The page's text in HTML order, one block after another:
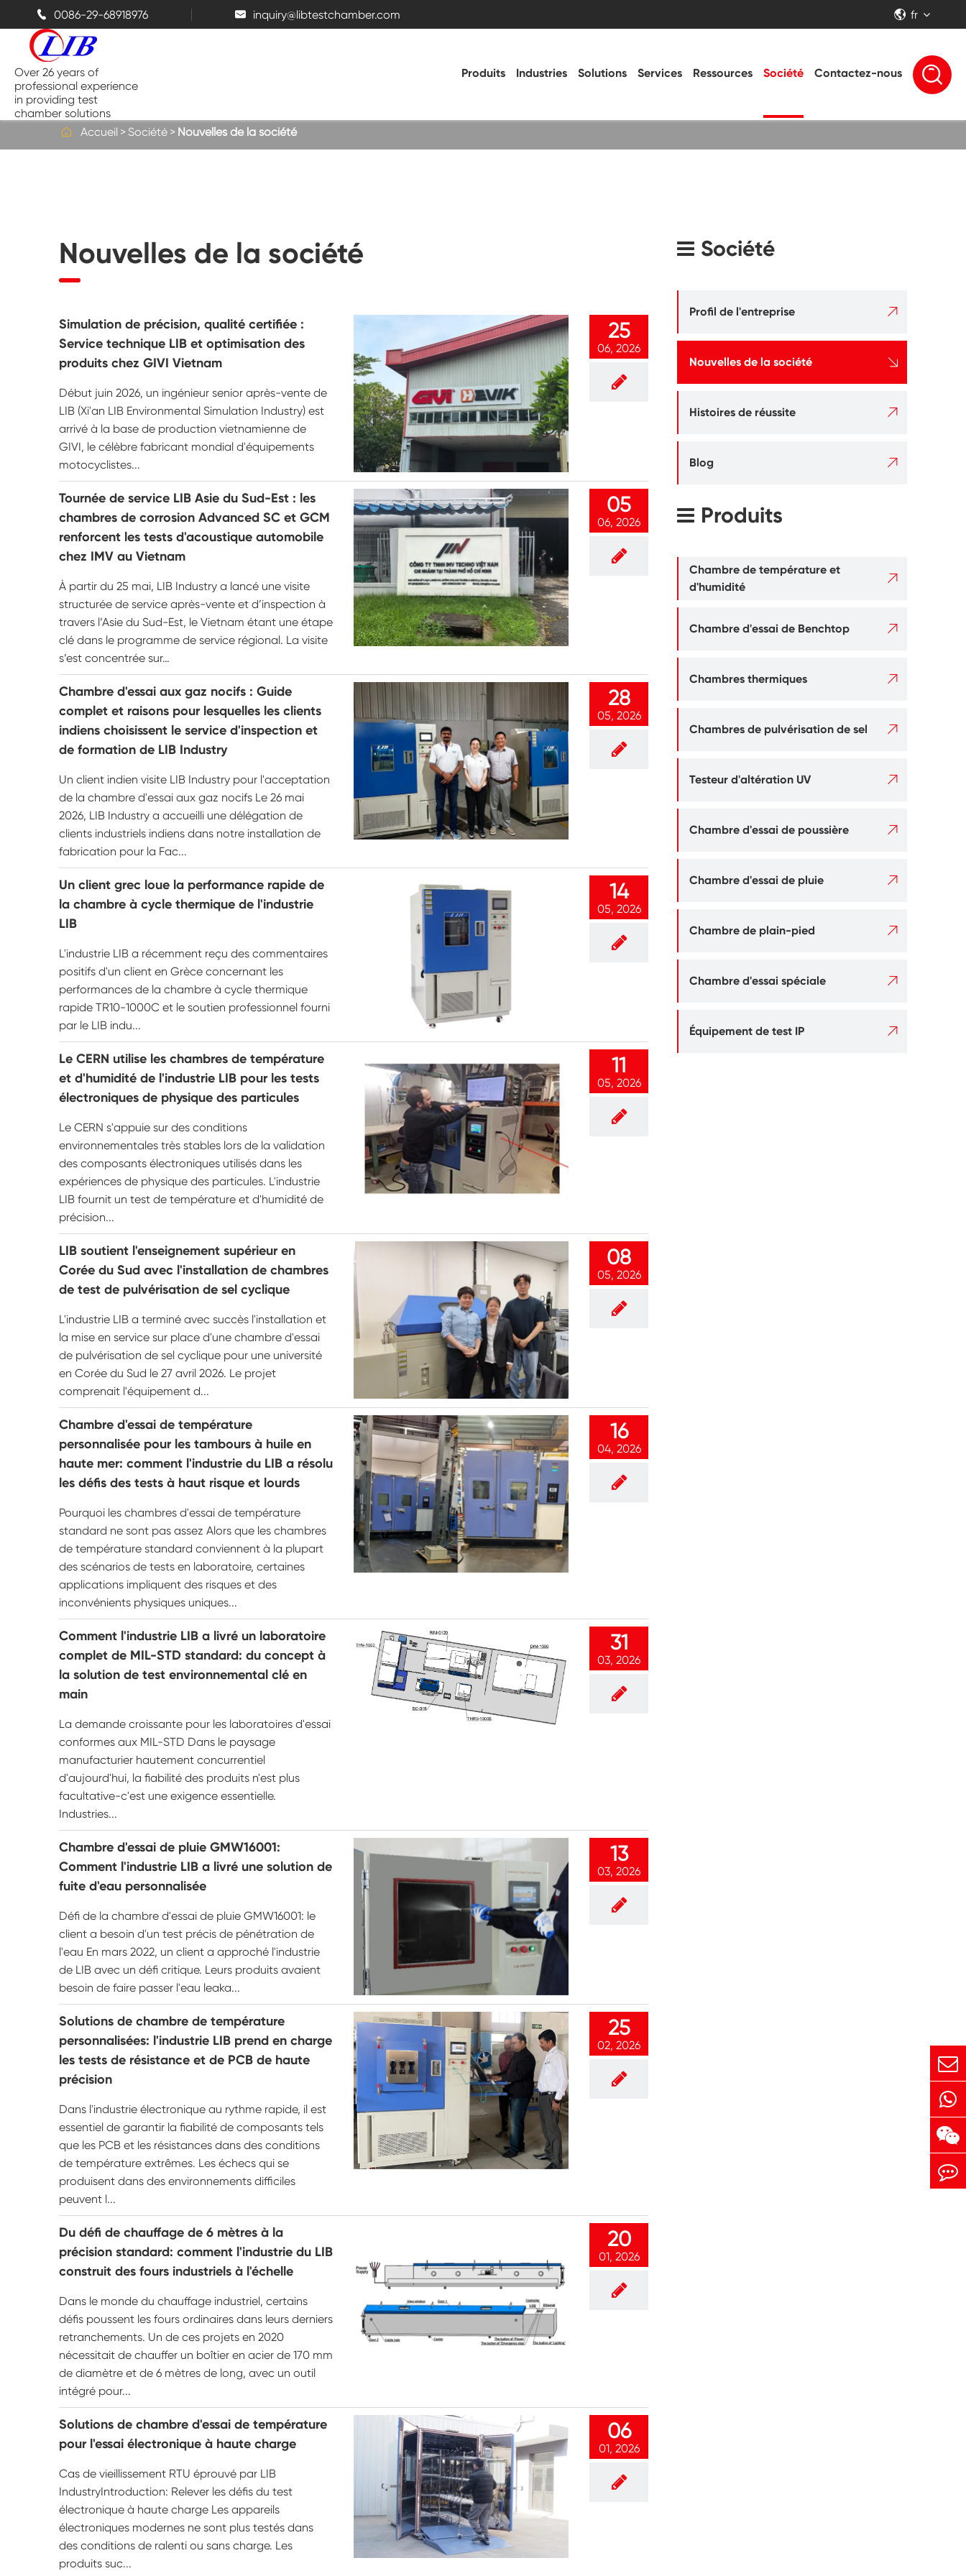
 0086-29-68918976  inquiry@libtestchamber.com  fr
Over 26 years of
professional experience
in providing test
chamber solutions
Produits
Chambres thermiques
Testeur d'altération UV
Chambre d'essai de poussière
Chambre d'essai de pluie
Chambre de plain-pied
Chambre d'essai spéciale
Équipement de test IP
Chambre de vibration
Température constante Humidité Chambre
Chambre d'essai de batteries
Chambre contrôlée environnement
Chambre d'humidité thermique
Chambre climatique CO2
Chambre cryogénique
Machine d'essai de stabilité thermique
Chambre de chauffage humide pour
modules PV
Chambre d'essai de climat et de
température
Chambre d'essai de résistance à la
Chambre froide chaude d'essai de
température
Chambre d'environnement froid
Cabinet de climat constant
LV124 Choc de K-12 température et
équipement de test d'eau d'éclaboussure
Explosion preuve batterie thermique
Runaway Chambre
Machine de vibration de température
Four industriel pour batteries
Chambre industrielle de congélation
Chambre d'humidité de température
personnalisée à double porte
Chambre chaude d'humidité froide
Vaporisateur de sel combiné et chambre
d'essai climatique
Unité de conditionnement environnemental à
température et humidité contrôlées
Chambre d'essai de température et basse
pression d'air
Chambre environnementale de simulation de
d'humidité de la température
Chambre d'essai environnementale
Chambre d'essai environnementale
d'humidité
Chambre à température constante
Chambre d'essai environnementale PV
Chambre constante d'essai de température
et d'humidité
Chambre de stabilité d'essai de vieillissement
d'hydrolyse
Mèche humide pour chambre d'essai
d'humidité
Humidité Chambre
Chambre d'altitude
Chambre de climatisation à température
négative
Chambre climatique d'essai de laboratoire
d'humidité de la température
Chambre d'altitude de température
Chambre du climat froid
Chambre de test de dégradation
photovoltaïque
Chambre de conditionnement
Marcher dans la chambre d'humidité
Chambre d'humidité froide de chaleur
Chambre de température
Chambre environnementale Reach-In
Chambre de stress environnemental
Chambre environnementale sous-zéro
Équipement d'essai accéléré de durée de
conservation
Cabinet de basse température constante
Chambre de gel dégel
Chambre d'essai de preuve d'explosion
Chambre climatique PV
Chambre d'essai pour modules PV
Chambre d'essai PV
Chambre d'essai de laboratoire
Chambre environnementale PV
Industries Solutions Services Ressources Société Contactez-nous 
 Accueil Société Nouvelles de la société
Nouvelles de la société
Simulation de précision, qualité certifiée :
Service technique LIB et optimisation des
produits chez GIVI Vietnam
Début juin 2026, un ingénieur senior après-vente de
LIB (Xi'an LIB Environmental Simulation Industry) est
arrivé à la base de production vietnamienne de
GIVI, le célèbre fabricant mondial d'équipements
motocyclistes...
25
06, 2026
Tournée de service LIB Asie du Sud-Est : les
chambres de corrosion Advanced SC et GCM
renforcent les tests d'acoustique automobile
chez IMV au Vietnam
À partir du 25 mai, LIB Industry a lancé une visite
structurée de service après-vente et d’inspection à
travers l’Asie du Sud-Est, le Vietnam étant une étape
clé dans le programme de service régional. La visite
s’est concentrée sur…
05
06, 2026
Chambre d'essai aux gaz nocifs : Guide
complet et raisons pour lesquelles les clients
indiens choisissent le service d'inspection et
de formation de LIB Industry
Un client indien visite LIB Industry pour l'acceptation
de la chambre d'essai aux gaz nocifs Le 26 mai
2026, LIB Industry a accueilli une délégation de
clients industriels indiens dans notre installation de
fabrication pour la Fac...
28
05, 2026
Un client grec loue la performance rapide de
la chambre à cycle thermique de l'industrie
LIB
L'industrie LIB a récemment reçu des commentaires
positifs d'un client en Grèce concernant les
performances de la chambre à cycle thermique
rapide TR10-1000C et le soutien professionnel fourni
par le LIB indu...
14
05, 2026
Le CERN utilise les chambres de température
et d'humidité de l'industrie LIB pour les tests
électroniques de physique des particules
Le CERN s'appuie sur des conditions
environnementales très stables lors de la validation
des composants électroniques utilisés dans les
expériences de physique des particules. L'industrie
LIB fournit un test de température et d'humidité de
précision...
11
05, 2026
LIB soutient l'enseignement supérieur en
Corée du Sud avec l'installation de chambres
de test de pulvérisation de sel cyclique
L'industrie LIB a terminé avec succès l'installation et
la mise en service sur place d'une chambre d'essai
de pulvérisation de sel cyclique pour une université
en Corée du Sud le 27 avril 2026. Le projet
comprenait l'équipement d...
08
05, 2026
Chambre d'essai de température
personnalisée pour les tambours à huile en
haute mer: comment l'industrie du LIB a résolu
les défis des tests à haut risque et lourds
Pourquoi les chambres d'essai de température
standard ne sont pas assez Alors que les chambres
de température standard conviennent à la plupart
des scénarios de tests en laboratoire, certaines
applications impliquent des risques et des
inconvénients physiques uniques...
16
04, 2026
Comment l'industrie LIB a livré un laboratoire
complet de MIL-STD standard: du concept à
la solution de test environnemental clé en
main
La demande croissante pour les laboratoires d'essai
conformes aux MIL-STD Dans le paysage
manufacturier hautement concurrentiel
d'aujourd'hui, la fiabilité des produits n'est plus
facultative-c'est une exigence essentielle.
Industries...
31
03, 2026
Chambre d'essai de pluie GMW16001:
Comment l'industrie LIB a livré une solution de
fuite d'eau personnalisée
Défi de la chambre d'essai de pluie GMW16001: le
client a besoin d'un test précis de pénétration de
l'eau En mars 2022, un client a approché l'industrie
de LIB avec un défi critique. Leurs produits avaient
besoin de faire passer l'eau leaka...
13
03, 2026
Solutions de chambre de température
personnalisées: l'industrie LIB prend en charge
les tests de résistance et de PCB de haute
précision
Dans l'industrie électronique au rythme rapide, il est
essentiel de garantir la fiabilité de composants tels
que les PCB et les résistances dans des conditions
de température extrêmes. Les échecs qui se
produisent dans des environnements difficiles
peuvent l...
25
02, 2026
Du défi de chauffage de 6 mètres à la
précision standard: comment l'industrie du LIB
construit des fours industriels à l'échelle
Dans le monde du chauffage industriel, certains
défis poussent les fours ordinaires dans leurs derniers
retranchements. Un de ces projets en 2020
nécessitait de chauffer un boîtier en acier de 170 mm
de diamètre et de 6 mètres de long, avec un outil
intégré pour...
20
01, 2026
Solutions de chambre d'essai de température
pour l'essai électronique à haute charge
Cas de vieillissement RTU éprouvé par LIB
IndustryIntroduction: Relever les défis du test
électronique à haute charge Les appareils
électroniques modernes ne sont plus testés dans
des conditions de ralenti ou sans charge. Les
produits suc...
06
01, 2026
Société
Profil de l'entreprise 
Nouvelles de la société 
Histoires de réussite 
Blog 
Produits
Chambre de température et
d'humidité

Chambre d'essai de Benchtop 
Chambres thermiques 
Chambres de pulvérisation de sel 
Testeur d'altération UV 
Chambre d'essai de poussière 
Chambre d'essai de pluie 
Chambre de plain-pied 
Chambre d'essai spéciale 
Équipement de test IP 